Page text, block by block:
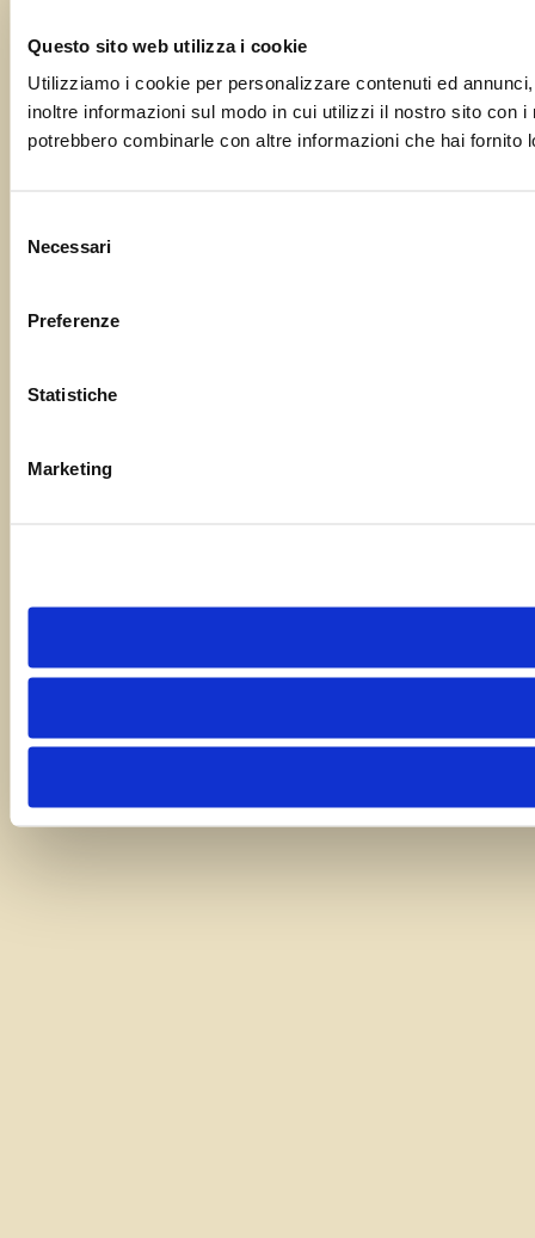
Questo sito web utilizza i cookie
Utilizziamo i cookie per personalizzare contenuti ed
inoltre informazioni sul modo in cui utilizzi il nostro sito con
potrebbero combinarle con altre informazioni che hai
delNecessari
Preferenze
Statistiche
Marketing